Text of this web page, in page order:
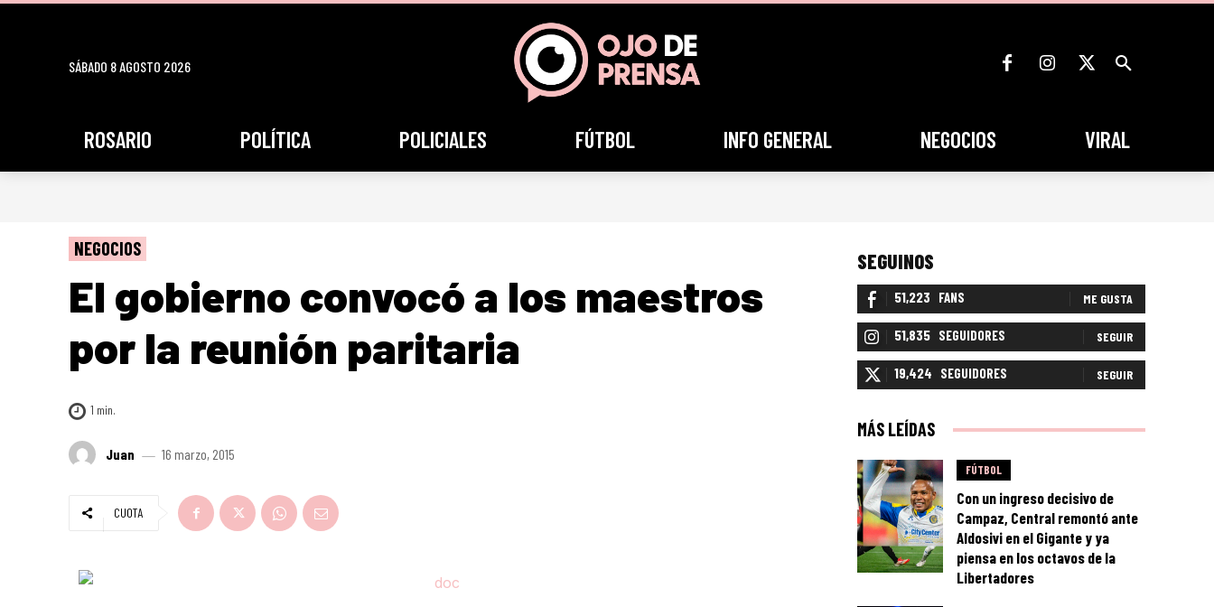
SÁBADO 8 AGOSTO 2026
ROSARIO POLÍTICA POLICIALES FÚTBOL INFO GENERAL NEGOCIOS VIRAL
NEGOCIOS
El gobierno convocó a los maestros
por la reunión paritaria
1 min.
Juan 16 marzo, 2015
CUOTA
SEGUINOS
51,223 FANS ME GUSTA
51,835 SEGUIDORES SEGUIR
19,424 SEGUIDORES SEGUIR
MÁS LEÍDAS
FÚTBOL
Con un ingreso decisivo de
Campaz, Central remontó ante
Aldosivi en el Gigante y ya
piensa en los octavos de la
Libertadores